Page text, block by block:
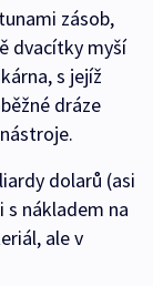
zásob,
dvacítky myší
s jejíž
dráze
dolarů (asi
nákladem na
ale v